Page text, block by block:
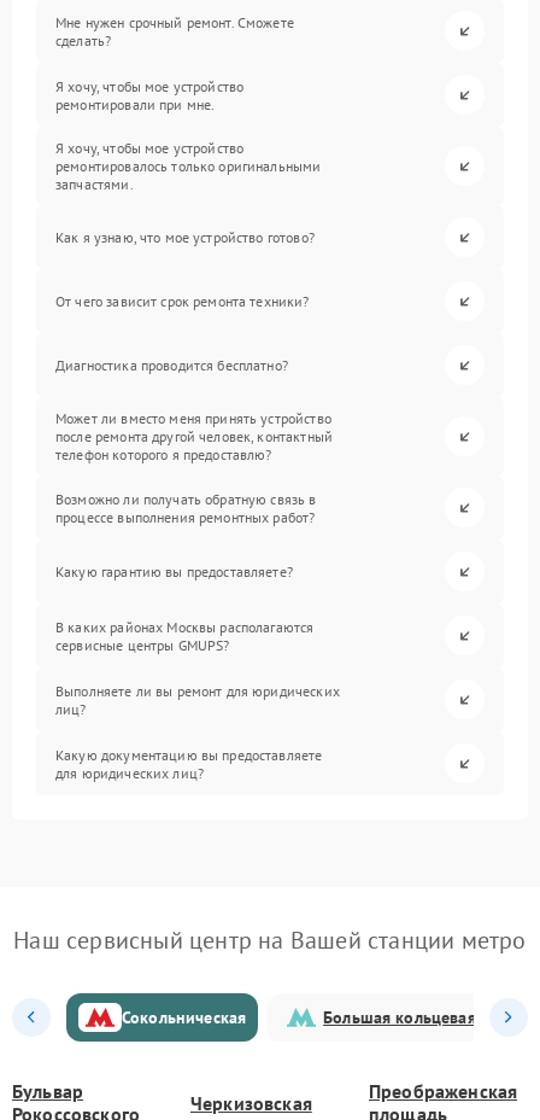
Мне нужен срочный ремонт. Сможете
сделать?
Я хочу, чтобы мое устройство
ремонтировали при мне.
Я хочу, чтобы мое устройство
ремонтировалось только оригинальными
запчастями.
Как я узнаю, что мое устройство готово?
От чего зависит срок ремонта техники?
Диагностика проводится бесплатно?
Может ли вместо меня принять устройство
после ремонта другой человек, контактный
телефон которого я предоставлю?
Возможно ли получать обратную связь в
процессе выполнения ремонтных работ?
Какую гарантию вы предоставляете?
В каких районах Москвы располагаются
сервисные центры GMUPS?
Выполняете ли вы ремонт для юридических
лиц?
Какую документацию вы предоставляете
для юридических лиц?
Наш сервисный центр на Вашей станции метро
Сокольническая Большая кольцевая
Бульвар
Рокоссовского
Черкизовская
Преображенская
площадь